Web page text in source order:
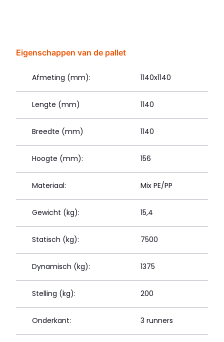
Eigenschappen van de pallet
Afmeting (mm): 1140x1140
Lengte (mm) 1140
Breedte (mm) 1140
Hoogte (mm): 156
Materiaal: Mix PE/PP
Gewicht (kg): 15,4
Statisch (kg): 7500
Dynamisch (kg): 1375
Stelling (kg): 200
Onderkant: 3 runners